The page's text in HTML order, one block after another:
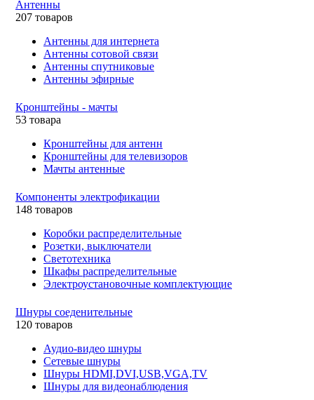
Антенны
207 товаров
Антенны для интернета
Антенны сотовой связи
Антенны спутниковые
Антенны эфирные
Кронштейны - мачты
53 товара
Кронштейны для антенн
Кронштейны для телевизоров
Мачты антенные
Компоненты электрофикации
148 товаров
Коробки распределительные
Розетки, выключатели
Светотехника
Шкафы распределительные
Электроустановочные комплектующие
Шнуры соеденительные
120 товаров
Аудио-видео шнуры
Сетевые шнуры
Шнуры HDMI,DVI,USB,VGA,TV
Шнуры для видеонаблюдения